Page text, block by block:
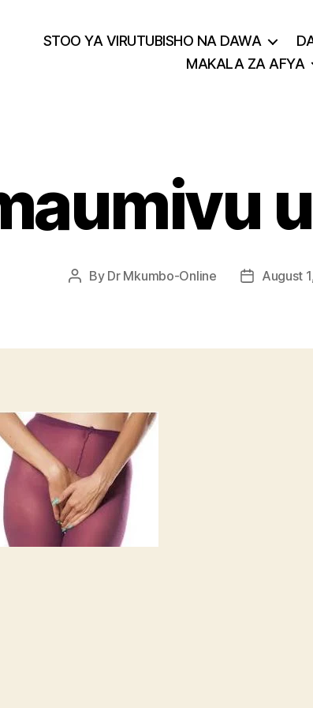
STOO YA VIRUTUBISHO NA DAWA
MAKALA ZA AFYA
Post
By Dr Mkumbo-Online
PostAugust